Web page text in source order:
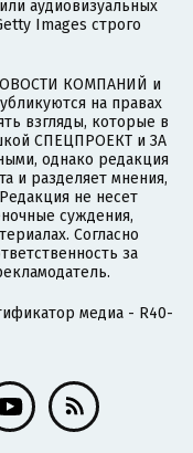
аудиовизуальных
Images строго
КОМПАНИЙ и
на правах
взгляды, которые в
СПЕЦПРОЕКТ и ЗА
однако редакция
и разделяет мнения,
не несет
суждения,
Согласно
за
медиа - R40-